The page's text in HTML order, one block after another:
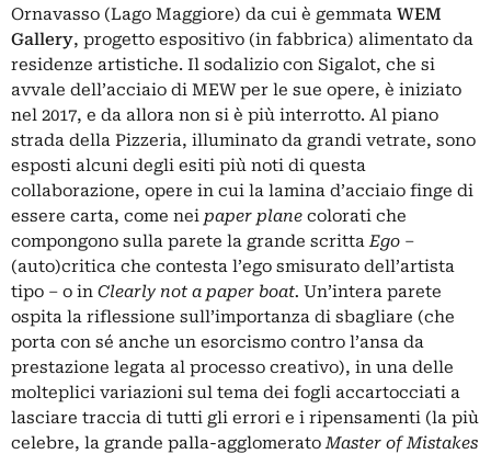
Ornavasso (Lago Maggiore) da cui è gemmata WEM
Gallery, progetto espositivo (in fabbrica) alimentato da
residenze artistiche. Il sodalizio con Sigalot, che si
avvale dell’acciaio di MEW per le sue opere, è iniziato
nel 2017, e da allora non si è più interrotto. Al piano
strada della Pizzeria, illuminato da grandi vetrate, sono
esposti alcuni degli esiti più noti di questa
collaborazione, opere in cui la lamina d’acciaio finge di
essere carta, come nei paper plane colorati che
compongono sulla parete la grande scrittaEgo –
(auto)critica che contesta l’ego smisurato dell’artista
tipo – o in Clearly not a paper boat. Un’intera parete
ospita la riflessione sull’importanza di sbagliare (che
porta con sé anche un esorcismo contro l’ansa da
prestazione legata al processo creativo), in una delle
molteplici variazioni sul tema dei fogli accartocciati a
lasciare traccia di tutti gli errori e i ripensamenti (la più
celebre, la grande palla-agglomeratoMaster of Mistakes